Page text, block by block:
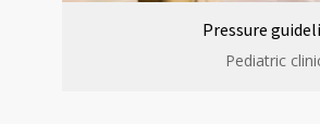
Pressure
Pediatric